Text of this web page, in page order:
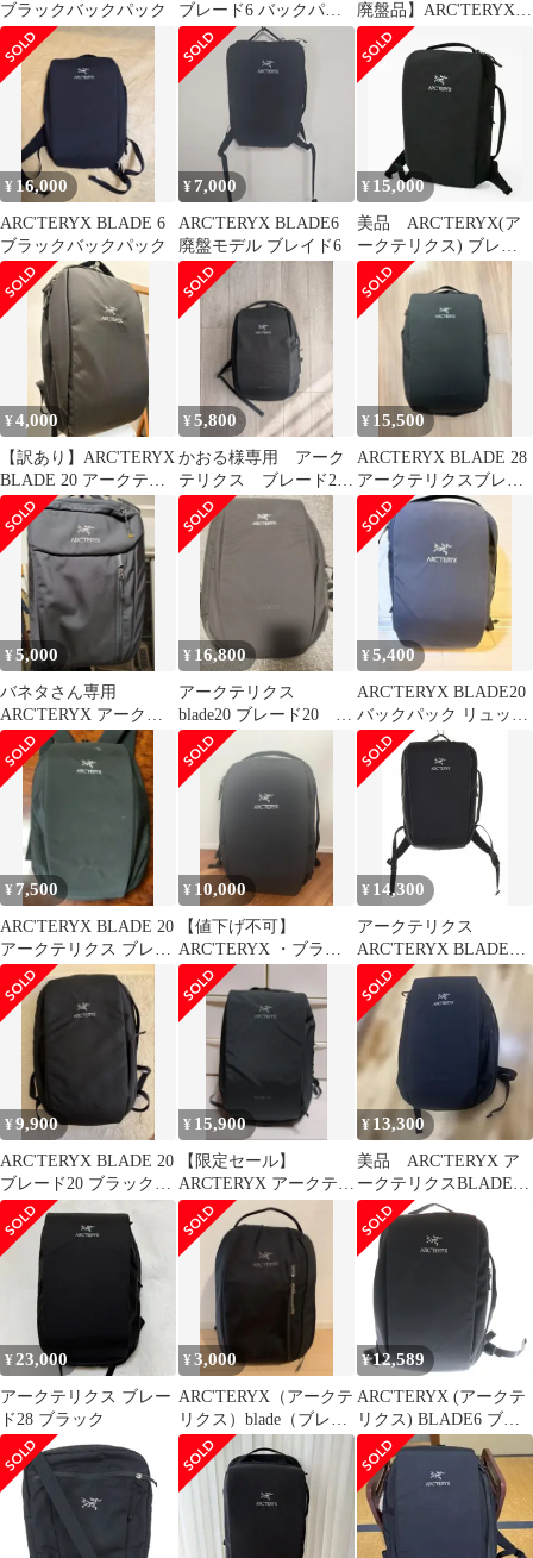
ブラックバックパック
ブレード6 バックパッ
ク
廃盤品】ARC'TERYX
BLADE 20 バックパッ
ク
¥ 16,000
ARC'TERYX BLADE 6
ブラックバックパック
¥7,000
ARC'TERYX BLADE6
廃盤モデル ブレイド6
¥ 15,000
美品 ARC'TERYX(ア
ークテリクス) ブレー
ド 6 バックパック
¥4,000
【訳あり】ARC'TERYX
BLADE 20 アークテリ
クス ブレード 20
¥5,800
かおる様専用 アーク
テリクス ブレード20
BLADE20
¥ 15,500
ARCTERYX BLADE 28
アークテリクスブレー
ド 28
¥5,000
バネタさん専用
ARC'TERYX アークテ
リクス ブレード30 ブラ
ック
¥ 16,800
アークテリクス
blade20 ブレード20 ブ
ラック
¥5,400
ARC'TERYX BLADE20
バックパック リュッ
ク アークテリクス
¥ 7,500
ARC'TERYX BLADE 20
アークテリクス ブレー
ド 20
¥ 10,000
【値下げ不可】
ARC'TERYX ・ブラッ
ク・ブレード20
¥ 14,300
アークテリクス
ARC'TERYX BLADE6
BLACK ブレード6 ブラ
ック バックパック リュ
ックサック 【ブランド
古着ベクトル】【中
古】☆AA★ ●▲ 250711
¥9,900
ARC'TERYX BLADE 20
ブレード20 ブラック
アークテリクス黒
¥ 15,900
【限定セール】
ARCTERYX アークテリ
クス BLADE 28 ブレ
ード 28
¥ 13,300
美品 ARC'TERYX ア
ークテリクスBLADE
20 ブレード20
¥23,000
アークテリクス ブレー
ド28 ブラック
¥3,000
ARC'TERYX（アークテ
リクス）blade（ブレー
ド）15
¥12,589
ARC'TERYX (アークテ
リクス) BLADE6 ブレ
ードシックス ビジネス
リュックサック バック
パック バッグ ブラック
76208